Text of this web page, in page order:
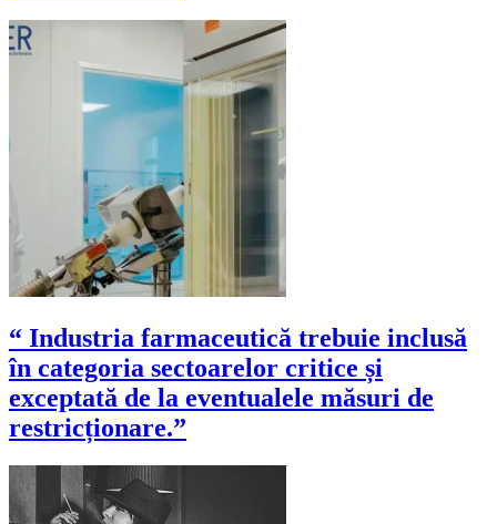
“ Industria farmaceutică trebuie inclusă
în categoria sectoarelor critice și
exceptată de la eventualele măsuri de
restricționare.”